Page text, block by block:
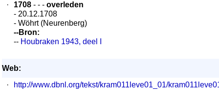
·
1708 - - - overleden
- 20.12.1708
- Wöhrt (Neurenberg)
--Bron:
-- Houbraken 1943, deel I
Web:
·
http://www.dbnl.org/tekst/kram011leve01_01/